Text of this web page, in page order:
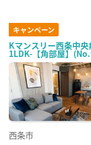
キャンペーン
Kマンスリー西条中
1LDK-【角部屋】
西条市